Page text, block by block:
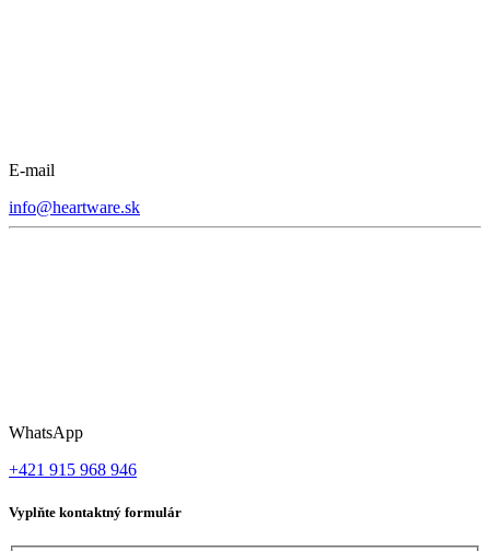
E-mail
info@heartware.sk
WhatsApp
+421 915 968 946
Vyplňte kontaktný formulár